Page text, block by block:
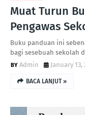
Muat Turun
Pengawas
Buku panduan ini
bagi sesebuah sekolah
Admin
January 13,
BACA LANJUT »